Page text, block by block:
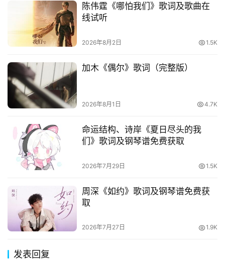
陈伟霆《哪怕我们》歌词及歌曲在
线试听
2026年8月2日 1.5K
加木《偶尔》歌词（完整版）
2026年8月1日 4.7K
命运结构、诗岸《夏日尽头的我
们》歌词及钢琴谱免费获取
2026年7月29日 1.5K
周深《如约》歌词及钢琴谱免费获
取
2026年7月27日 1.9K
发表回复